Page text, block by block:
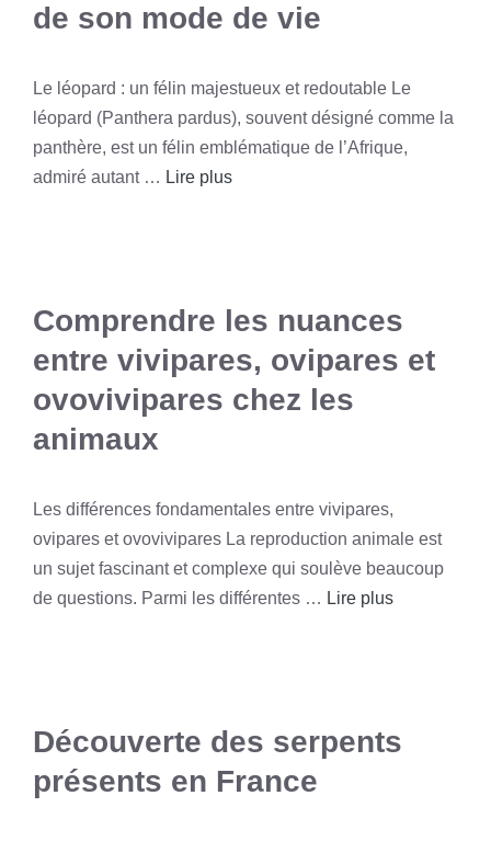
de son mode de vie
Le léopard : un félin majestueux et redoutable Le
léopard (Panthera pardus), souvent désigné comme la
panthère, est un félin emblématique de l’Afrique,
admiré autant … Lire plus
Comprendre les nuances
entre vivipares, ovipares et
ovovivipares chez les
animaux
Les différences fondamentales entre vivipares,
ovipares et ovovivipares La reproduction animale est
un sujet fascinant et complexe qui soulève beaucoup
de questions. Parmi les différentes … Lire plus
Découverte des serpents
présents en France